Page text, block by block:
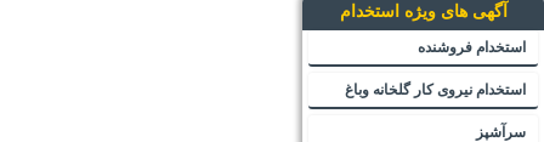
آگهی های ویژه استخدام
استخدام فروشنده
استخدام نیروی کار گلخانه وباغ
سرآشپز